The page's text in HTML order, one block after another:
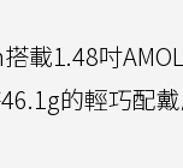
載1.48吋
的輕巧配